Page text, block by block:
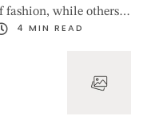
4 MIN READ
fashion, while others